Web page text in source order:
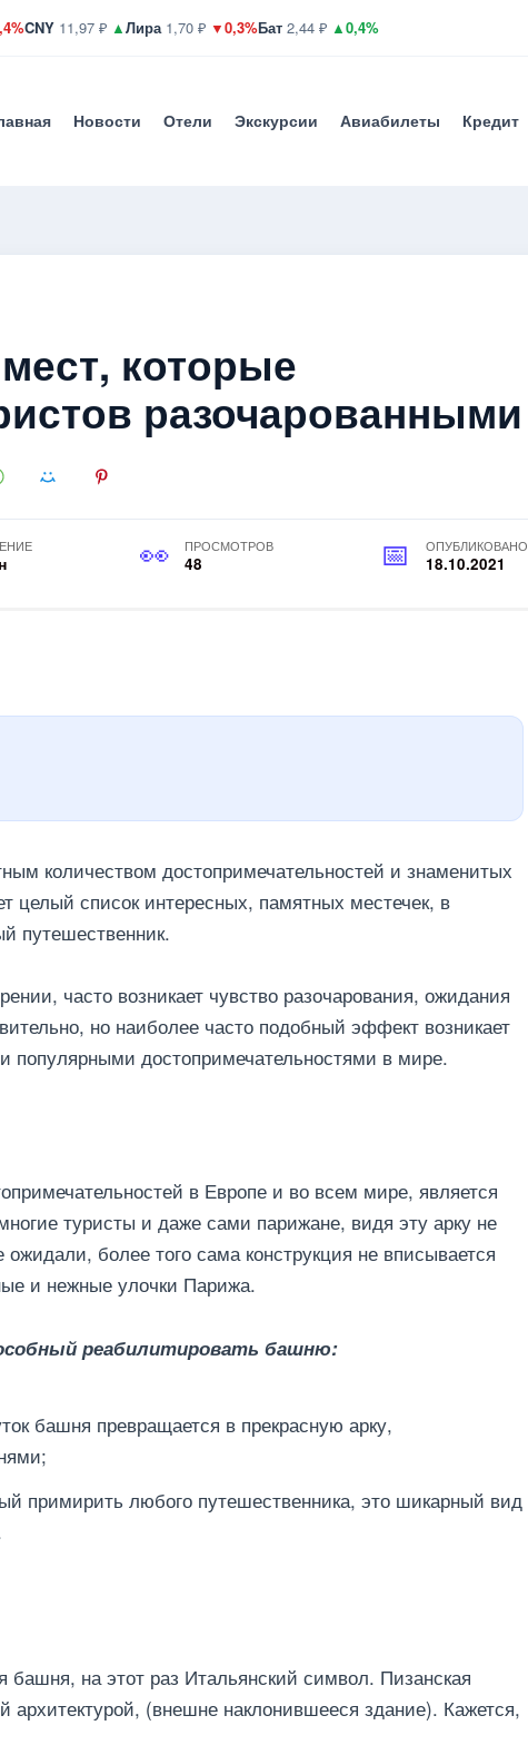
CNY 11,97 ₽ ▲Лира1,70 ₽ ▼0,3%Бат 2,44 ₽ ▲0,4%
Новости Отели Экскурсии Авиабилеты Кредит
которые
разочарованными
ПРОСМОТРОВ
48
ОПУБЛИКОВАНО
18.10.2021
количеством достопримечательностей и знаменитых
целый список интересных, памятных местечек, в
путешественник.
часто возникает чувство разочарования, ожидания
но наиболее часто подобный эффект возникает
популярными достопримечательностями в мире.
в Европе и во всем мире, является
туристы и даже сами парижане, видя эту арку не
более того сама конструкция не вписывается
и нежные улочки Парижа.
реабилитировать башню:
башня превращается в прекрасную арку,
примирить любого путешественника, это шикарный вид
башня, на этот раз Итальянский символ. Пизанская
архитектурой, (внешне наклонившееся здание). Кажется,